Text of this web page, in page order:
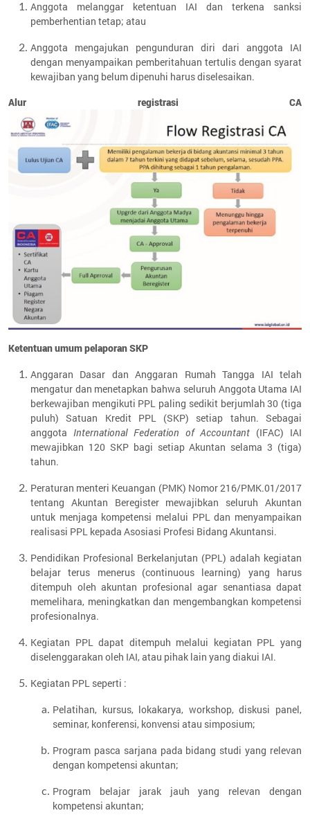
Anggota melanggar ketentuan IAI dan terkena sanksi
pemberhentian tetap; atau
Anggota mengajukan pengunduran diri dari anggota IAI
dengan menyampaikan pemberitahuan tertulis dengan syarat
kewajiban yang belum dipenuhi harus diselesaikan.
Alur registrasi CA
Ketentuan umum pelaporan SKP
Anggaran Dasar dan Anggaran Rumah Tangga IAI telah
mengatur dan menetapkan bahwa seluruh Anggota Utama IAI
berkewajiban mengikuti PPL paling sedikit berjumlah 30 (tiga
puluh) Satuan Kredit PPL (SKP) setiap tahun. Sebagai
anggota International Federation of Accountant (IFAC) IAI
mewajibkan 120 SKP bagi setiap Akuntan selama 3 (tiga)
tahun.
Peraturan menteri Keuangan (PMK) Nomor 216/PMK.01/2017
tentang Akuntan Beregister mewajibkan seluruh Akuntan
untuk menjaga kompetensi melalui PPL dan menyampaikan
realisasi PPL kepada Asosiasi Profesi Bidang Akuntansi.
Pendidikan Profesional Berkelanjutan (PPL) adalah kegiatan
belajar terus menerus (continuous learning) yang harus
ditempuh oleh akuntan profesional agar senantiasa dapat
memelihara, meningkatkan dan mengembangkan kompetensi
profesionalnya.
Kegiatan PPL dapat ditempuh melalui kegiatan PPL yang
diselenggarakan oleh IAI, atau pihak lain yang diakui IAI.
Kegiatan PPL seperti :
Pelatihan, kursus, lokakarya, workshop, diskusi panel,
seminar, konferensi, konvensi atau simposium;
Program pasca sarjana pada bidang studi yang relevan
dengan kompetensi akuntan;
Program belajar jarak jauh yang relevan dengan
kompetensi akuntan;